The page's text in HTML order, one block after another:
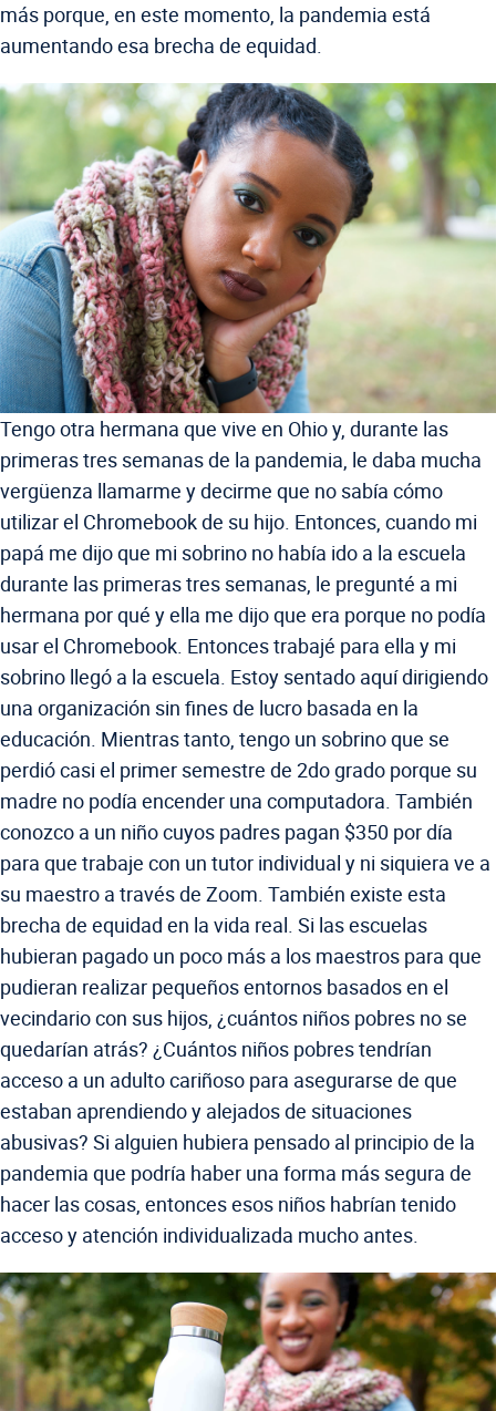
más porque, en este momento, la pandemia está
aumentando esa brecha de equidad.
Tengo otra hermana que vive en Ohio y, durante las
primeras tres semanas de la pandemia, le daba mucha
vergüenza llamarme y decirme que no sabía cómo
utilizar el Chromebook de su hijo. Entonces, cuando mi
papá me dijo que mi sobrino no había ido a la escuela
durante las primeras tres semanas, le pregunté a mi
hermana por qué y ella me dijo que era porque no podía
usar el Chromebook. Entonces trabajé para ella y mi
sobrino llegó a la escuela. Estoy sentado aquí dirigiendo
una organización sin fines de lucro basada en la
educación. Mientras tanto, tengo un sobrino que se
perdió casi el primer semestre de 2do grado porque su
madre no podía encender una computadora. También
conozco a un niño cuyos padres pagan $350 por día
para que trabaje con un tutor individual y ni siquiera ve a
su maestro a través de Zoom. También existe esta
brecha de equidad en la vida real. Si las escuelas
hubieran pagado un poco más a los maestros para que
pudieran realizar pequeños entornos basados en el
vecindario con sus hijos, ¿cuántos niños pobres no se
quedarían atrás? ¿Cuántos niños pobres tendrían
acceso a un adulto cariñoso para asegurarse de que
estaban aprendiendo y alejados de situaciones
abusivas? Si alguien hubiera pensado al principio de la
pandemia que podría haber una forma más segura de
hacer las cosas, entonces esos niños habrían tenido
acceso y atención individualizada mucho antes.